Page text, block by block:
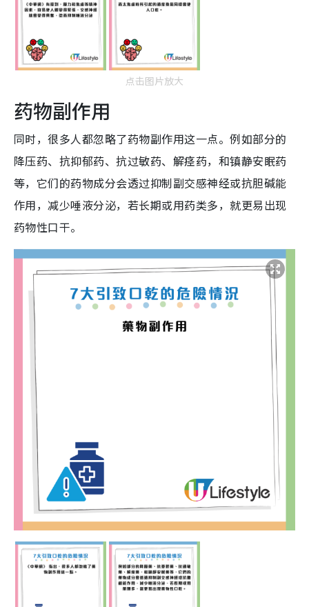
点击图片放大
药物副作用
同时，很多人都忽略了药物副作用这一点。例如部分的
降压药、抗抑郁药、抗过敏药、解痉药，和镇静安眠药
等，它们的药物成分会透过抑制副交感神经或抗胆碱能
作用，减少唾液分泌，若长期或用药类多，就更易出现
药物性口干。